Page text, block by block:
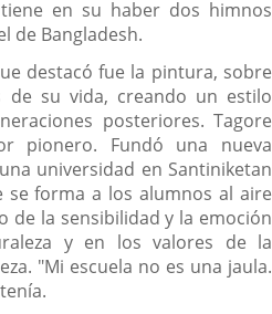
en su haber dos himnos
de Bangladesh.
destacó fue la pintura, sobre
su vida, creando un estilo
posteriores. Tagore
pionero. Fundó una nueva
universidad en Santiniketan
se forma a los alumnos al aire
de la sensibilidad y la emoción
y en los valores de la
"Mi escuela no es una jaula.